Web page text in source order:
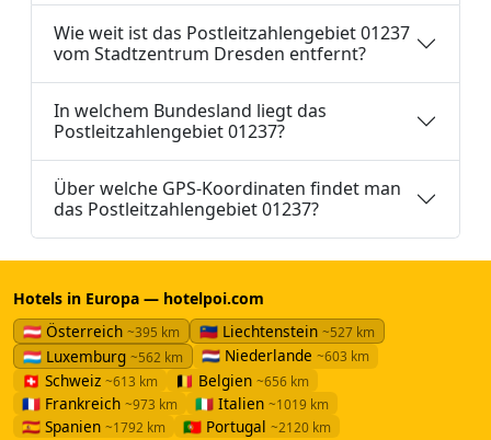
Wie weit ist das Postleitzahlengebiet 01237
vom Stadtzentrum Dresden entfernt?
In welchem Bundesland liegt das
Postleitzahlengebiet 01237?
Über welche GPS-Koordinaten findet man
das Postleitzahlengebiet 01237?
Hotels in Europa — hotelpoi.com
🇦🇹 Österreich ~395 km 🇱🇮 Liechtenstein ~527 km
🇱🇺 Luxemburg ~562 km 🇳🇱 Niederlande ~603 km
🇨🇭 Schweiz ~613 km 🇧🇪 Belgien ~656 km
🇫🇷 Frankreich ~973 km 🇮🇹 Italien ~1019 km
🇪🇸 Spanien ~1792 km 🇵🇹 Portugal ~2120 km